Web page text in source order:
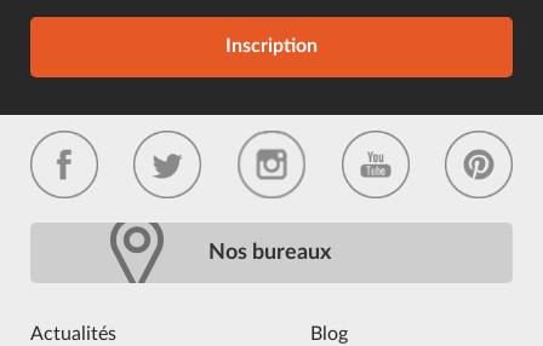
Inscription
Nos bureaux
Actualités Blog